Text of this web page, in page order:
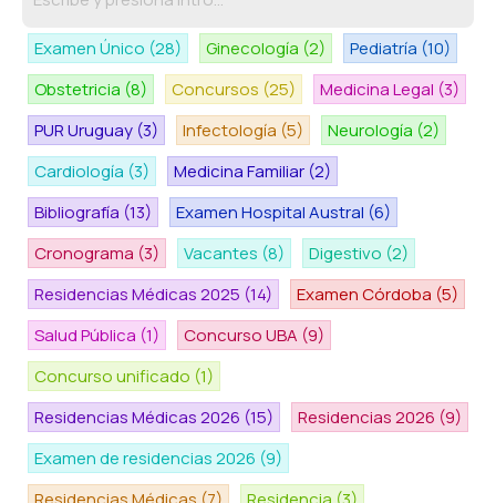
Examen Único (28) Ginecología (2) Pediatría (10)
Obstetricia (8) Concursos (25) Medicina Legal (3)
PUR Uruguay (3) Infectología (5) Neurología (2)
Cardiología (3) Medicina Familiar (2)
Bibliografía (13) Examen Hospital Austral (6)
Cronograma (3) Vacantes (8) Digestivo (2)
Residencias Médicas 2025 (14) Examen Córdoba (5)
Salud Pública (1) Concurso UBA (9)
Concurso unificado (1)
Residencias Médicas 2026 (15) Residencias 2026 (9)
Examen de residencias 2026 (9)